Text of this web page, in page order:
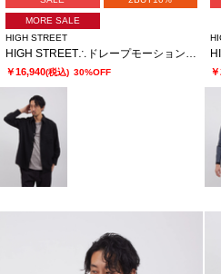
MORE SALE
HIGH STREET
HIGH STREET∴ドレープモーションオーバーシャツ
￥16,940(税込) 30%OFF